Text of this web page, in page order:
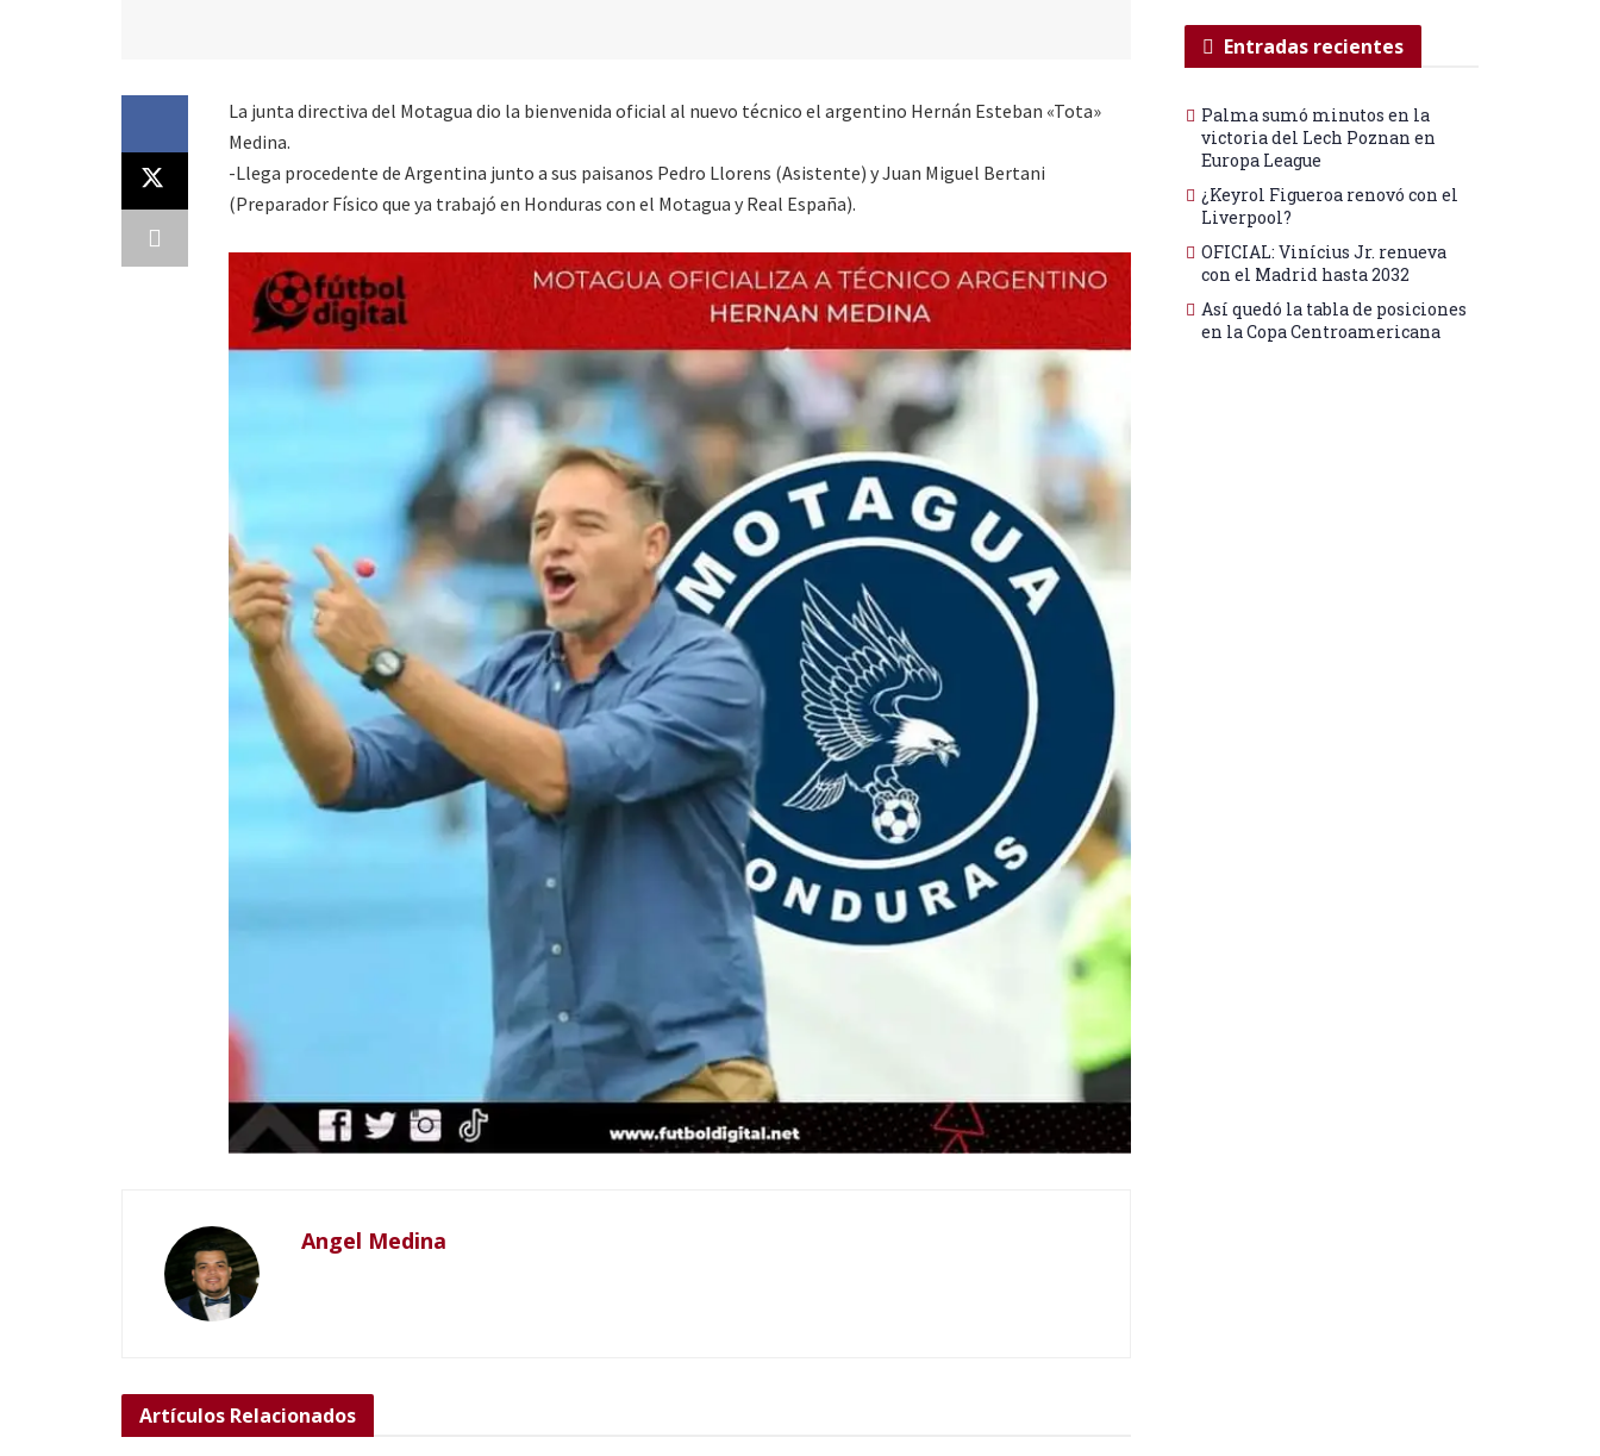
La junta directiva del Motagua dio la bienvenida oficial al nuevo técnico el argentino Hernán Esteban «Tota»
Medina.
-Llega procedente de Argentina junto a sus paisanos Pedro Llorens (Asistente) y Juan Miguel Bertani
(Preparador Físico que ya trabajó en Honduras con el Motagua y Real España).
Angel Medina
Artículos Relacionados
Entradas recientes
Palma sumó minutos en la
victoria del Lech Poznan en
Europa League
¿Keyrol Figueroa renovó con el
Liverpool?
OFICIAL: Vinícius Jr. renueva
con el Madrid hasta 2032
Así quedó la tabla de posiciones
en la Copa Centroamericana